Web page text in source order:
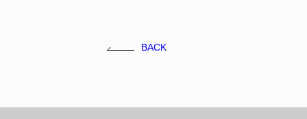
BACK